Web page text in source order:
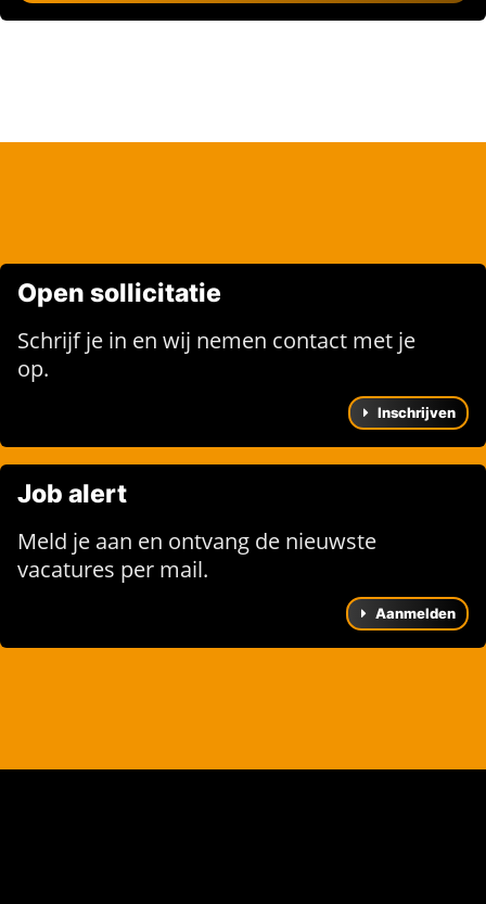
Open sollicitatie
Schrijf je in en wij nemen contact met je
op.
Inschrijven
Job alert
Meld je aan en ontvang de nieuwste
vacatures per mail.
Aanmelden